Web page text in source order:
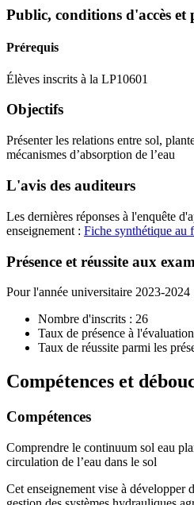
Public, conditions d'accès et
Prérequis
Élèves inscrits à la LP10601
Objectifs
Présenter les relations entre sol,
mécanismes d’absorption de l’eau
L'avis des auditeurs
Les dernières réponses à l'enquête
enseignement : Fiche synthétique au
Présence et réussite aux
Pour l'année universitaire 2023-2024
Nombre d'inscrits : 26
Taux de présence à
Taux de réussite parmi les
Compétences et
Compétences
Comprendre le continuum sol eau
circulation de l’eau dans le sol
Cet enseignement vise à développer